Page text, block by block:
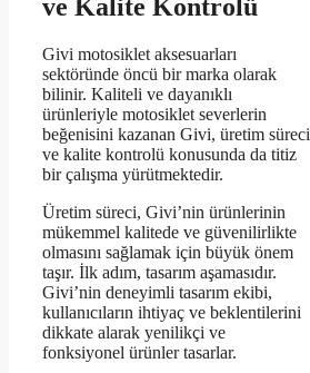
ve Kalite Kontrolü
Givi motosiklet aksesuarları
sektöründe öncü bir marka olarak
bilinir. Kaliteli ve dayanıklı
ürünleriyle motosiklet severlerin
beğenisini kazanan Givi, üretim süreci
ve kalite kontrolü konusunda da titiz
bir çalışma yürütmektedir.
Üretim süreci, Givi’nin ürünlerinin
mükemmel kalitede ve güvenilirlikte
olmasını sağlamak için büyük önem
taşır. İlk adım, tasarım aşamasıdır.
Givi’nin deneyimli tasarım ekibi,
kullanıcıların ihtiyaç ve beklentilerini
dikkate alarak yenilikçi ve
fonksiyonel ürünler tasarlar.